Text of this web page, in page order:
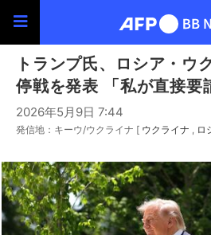
トランプ氏、ロシア・ウ
停戦を発表 「私が直接要
2026年5月9日 7:44
発信地：キーウ/ウクライナ [ ウクライナ ロ